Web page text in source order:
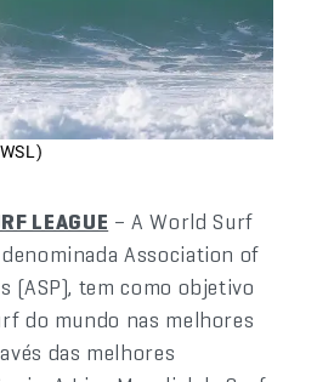
LEAGUE – A World Surf
Association of
(ASP), tem como objetivo
do mundo nas melhores
das melhores